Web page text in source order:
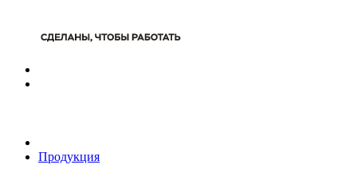
Продукция